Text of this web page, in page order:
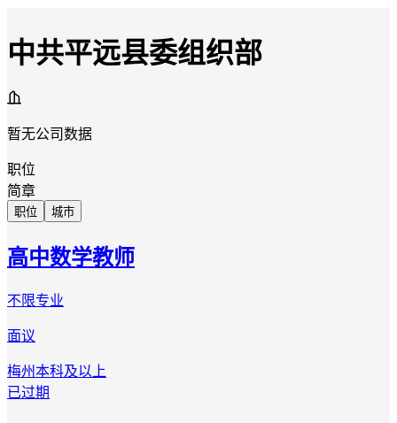
中共平远县委组织部
暂无公司数据
职位
简章
职位 城市
高中数学教师
不限专业
面议
梅州本科及以上
已过期